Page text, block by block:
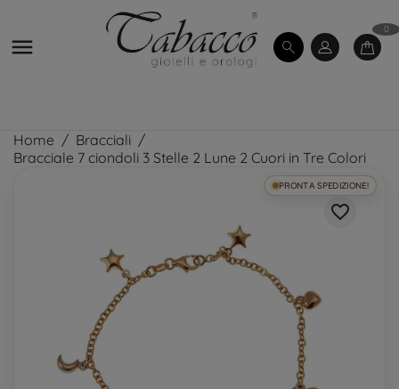

0
Home
Bracciali
Bracciale 7 ciondoli 3 Stelle 2 Lune 2 Cuori in Tre Colori
PRONTA SPEDIZIONE!
favorite_border